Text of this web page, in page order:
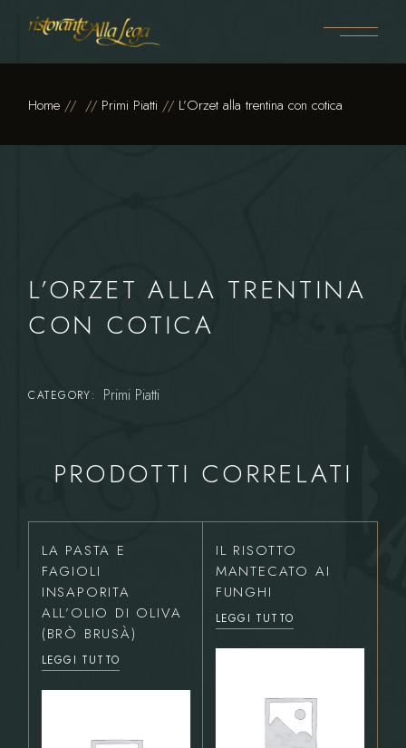
Home Primi Piatti L’Orzet alla trentina con cotica
L’ORZET ALLA TRENTINA
CON COTICA
CATEGORY: Primi Piatti
PRODOTTI CORRELATI
LA PASTA E
FAGIOLI
INSAPORITA
ALL’OLIO DI OLIVA
(BRÒ BRUSÀ)
LEGGI TUTTO
IL RISOTTO
MANTECATO AI
FUNGHI
LEGGI TUTTO